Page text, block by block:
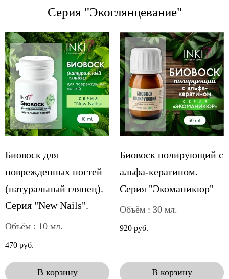
Серия "Экоглянцевание"
Биовоск для
поврежденных ногтей
(натуральный глянец).
Серия "New Nails".
Объём : 10 мл.
470 руб.
В корзину
Биовоск полирующий с
альфа-кератином.
Серия "Экоманикюр"
Объём : 30 мл.
920 руб.
В корзину